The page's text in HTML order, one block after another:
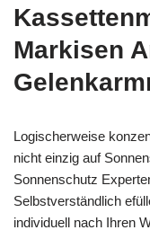
Markisen
Logischerweise
nicht einzig auf
Sonnenschutz
Selbstverständlich
individuell nach Ihren